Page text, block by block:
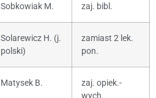
Sobkowiak M. zaj. bibl.
Solarewicz H. (j.
polski)
zamiast 2 lek.
pon.
Matysek B.
zaj. opiek.-
wych.